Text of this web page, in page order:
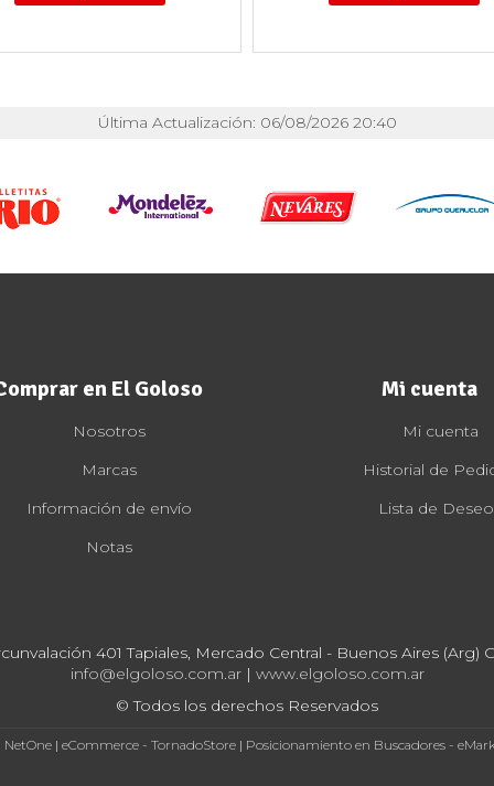
Última Actualización: 06/08/2026 20:40
en El Goloso
Nosotros
Marcas
Información de envío
Notas
Mi cuenta
Mi cuenta
Historial de
Lista de
401 Tapiales, Mercado Central - Buenos Aires (Arg)
info@elgoloso.com.ar| www.elgoloso.com.ar
© Todos los derechos Reservados
NetOne| eCommerce - TornadoStore| Posicionamiento en Buscadores -